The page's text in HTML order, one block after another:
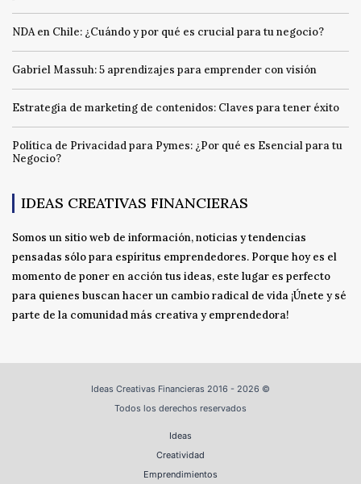
NDA en Chile: ¿Cuándo y por qué es crucial para tu negocio?
Gabriel Massuh: 5 aprendizajes para emprender con visión
Estrategia de marketing de contenidos: Claves para tener éxito
Política de Privacidad para Pymes: ¿Por qué es Esencial para tu
Negocio?
IDEAS CREATIVAS FINANCIERAS
Somos un sitio web de información, noticias y tendencias
pensadas sólo para espíritus emprendedores. Porque hoy es el
momento de poner en acción tus ideas, este lugar es perfecto
para quienes buscan hacer un cambio radical de vida ¡Únete y sé
parte de la comunidad más creativa y emprendedora!
Ideas Creativas Financieras 2016 - 2026 ©
Todos los derechos reservados
Ideas
Creatividad
Emprendimientos